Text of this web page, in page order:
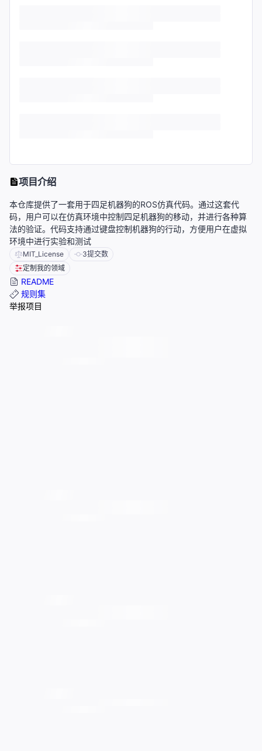
项目介绍
本仓库提供了一套用于四足机器狗的ROS仿真代码。通过这套代
码，用户可以在仿真环境中控制四足机器狗的移动，并进行各种算
法的验证。代码支持通过键盘控制机器狗的行动，方便用户在虚拟
环境中进行实验和测试
MIT_License 3提交数
定制我的领域
README
规则集
举报项目